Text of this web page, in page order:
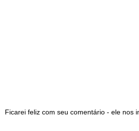
Ficarei feliz com seu comentário - ele nos